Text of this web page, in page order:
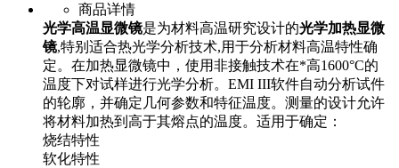
商品详情
光学高温显微镜是为材料高温研究设计的光学加热显微
镜,特别适合热光学分析技术,用于分析材料高温特性确
定。在加热显微镜中，使用非接触技术在*高1600°C的
温度下对试样进行光学分析。EMI III软件自动分析试件
的轮廓，并确定几何参数和特征温度。测量的设计允许
将材料加热到高于其熔点的温度。适用于确定：
烧结特性
软化特性